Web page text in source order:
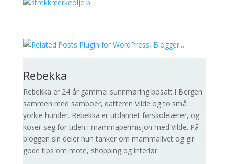
Rebekka
Rebekka er 24 år gammel sunnmøring bosatt i Bergen
sammen med samboer, datteren Vilde og to små
yorkie hunder. Rebekka er utdannet førskolelærer, og
koser seg for tiden i mammapermisjon med Vilde. På
bloggen sin deler hun tanker om mammalivet og gir
gode tips om mote, shopping og interiør.